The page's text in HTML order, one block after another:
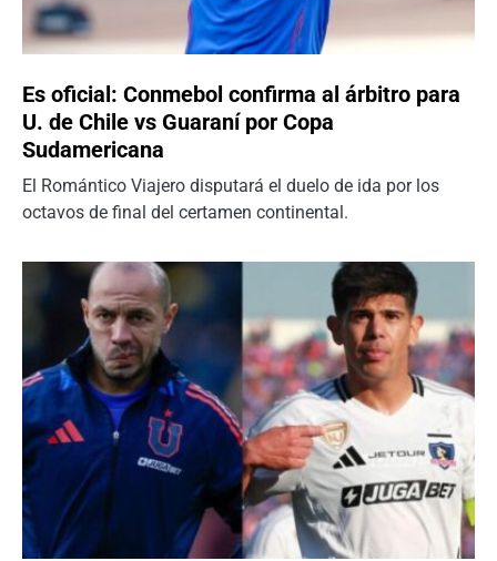
Es oficial: Conmebol confirma al árbitro para
U. de Chile vs Guaraní por Copa
Sudamericana
El Romántico Viajero disputará el duelo de ida por los
octavos de final del certamen continental.